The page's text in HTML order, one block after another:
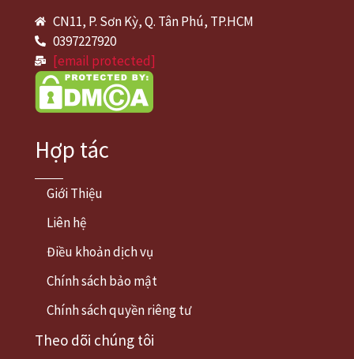
CN11, P. Sơn Kỳ, Q. Tân Phú, TP.HCM
0397227920
[email protected]
Hợp tác
Giới Thiệu
Liên hệ
Điều khoản dịch vụ
Chính sách bảo mật
Chính sách quyền riêng tư
Theo dõi chúng tôi